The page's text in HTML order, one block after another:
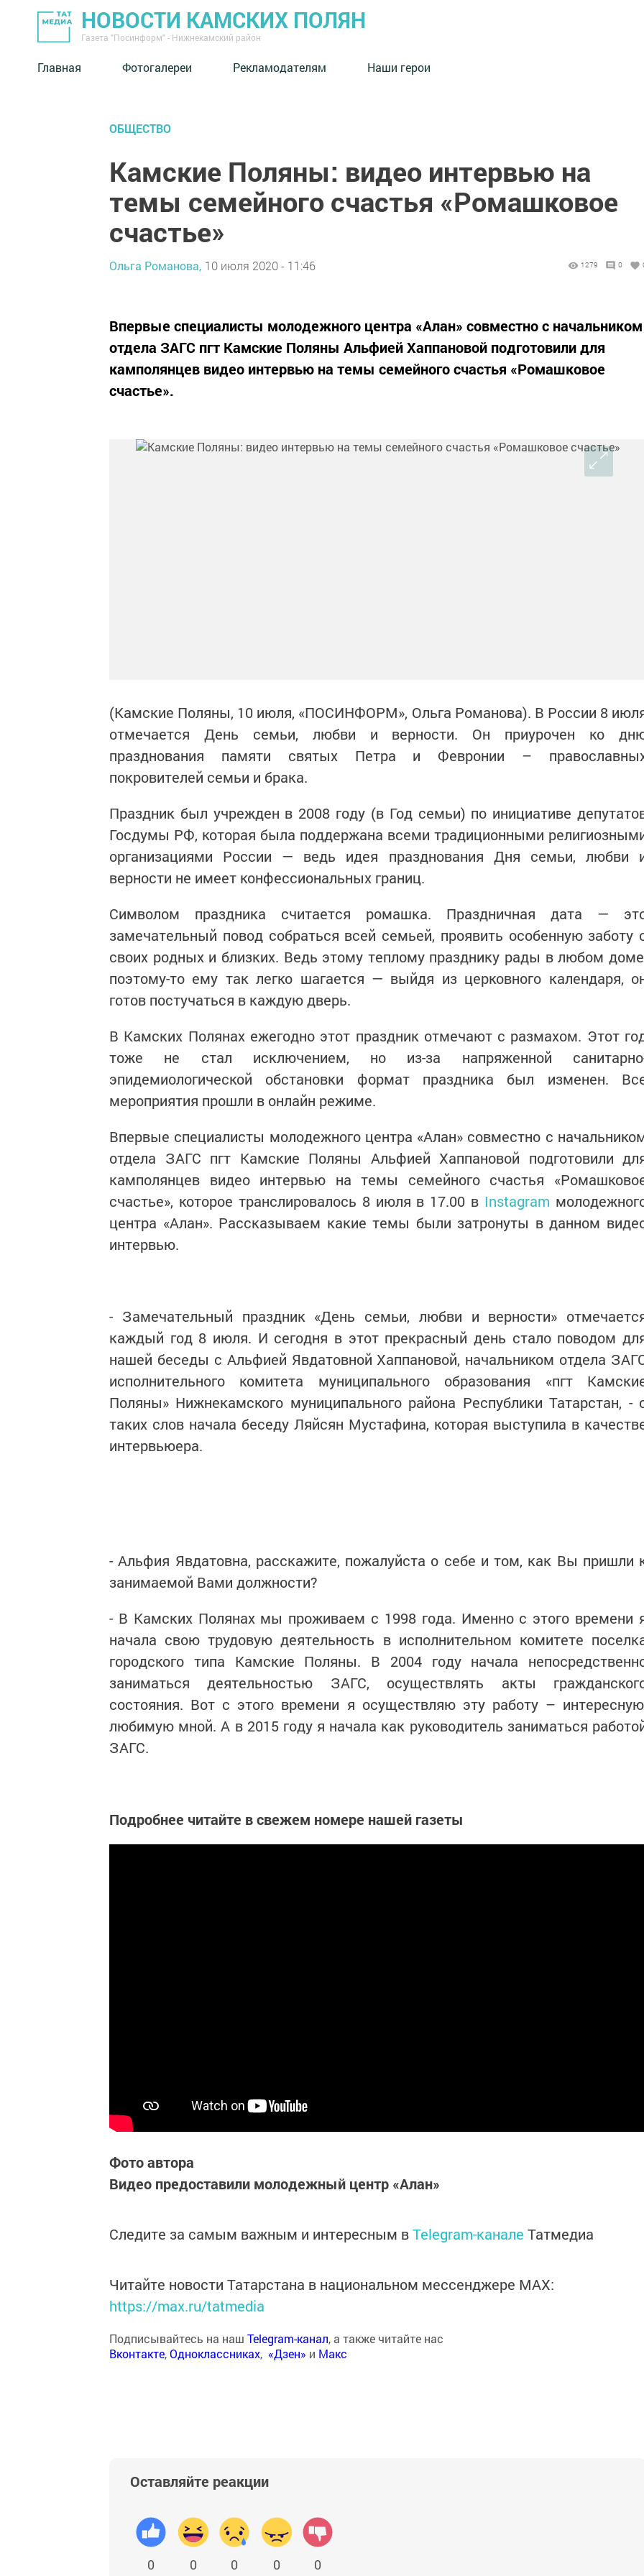
НОВОСТИ КАМСКИХ ПОЛЯН
Газета "Посинформ" - Нижнекамский район
Главная Фотогалереи Рекламодателям Наши герои
ОБЩЕСТВО
Камские Поляны: видео интервью на
темы семейного счастья «Ромашковое
счастье»
Ольга Романова, 10 июля 2020 - 11:46 1279 0
Впервые специалисты молодежного центра «Алан» совместно с начальником
отдела ЗАГС пгт Камские Поляны Альфией Хаппановой подготовили для
камполянцев видео интервью на темы семейного счастья «Ромашковое
счастье».
(Камские Поляны, 10 июля, «ПОСИНФОРМ», Ольга Романова). В России 8
отмечается День семьи, любви и верности. Он приурочен ко
празднования памяти святых Петра и Февронии –
покровителей семьи и брака.
Праздник был учрежден в 2008 году (в Год семьи) по инициативе
Госдумы РФ, которая была поддержана всеми традиционными
организациями России — ведь идея празднования Дня семьи, любви
верности не имеет конфессиональных границ.
Символом праздника считается ромашка. Праздничная дата —
замечательный повод собраться всей семьей, проявить особенную заботу
своих родных и близких. Ведь этому теплому празднику рады в любом
поэтому-то ему так легко шагается — выйдя из церковного календаря,
готов постучаться в каждую дверь.
В Камских Полянах ежегодно этот праздник отмечают с размахом. Этот
тоже не стал исключением, но из-за напряженной
эпидемиологической обстановки формат праздника был изменен.
мероприятия прошли в онлайн режиме.
Впервые специалисты молодежного центра «Алан» совместно с
отдела ЗАГС пгт Камские Поляны Альфией Хаппановой подготовили
камполянцев видео интервью на темы семейного счастья
счастье», которое транслировалось 8 июля в 17.00 в Instagram
центра «Алан». Рассказываем какие темы были затронуты в данном
интервью.
- Замечательный праздник «День семьи, любви и верности»
каждый год 8 июля. И сегодня в этот прекрасный день стало поводом
нашей беседы с Альфией Явдатовной Хаппановой, начальником отдела
исполнительного комитета муниципального образования «пгт
Поляны» Нижнекамского муниципального района Республики Татарстан, -
таких слов начала беседу Ляйсян Мустафина, которая выступила в
интервьюера.
- Альфия Явдатовна, расскажите, пожалуйста о себе и том, как Вы пришли
занимаемой Вами должности?
- В Камских Полянах мы проживаем с 1998 года. Именно с этого времени
начала свою трудовую деятельность в исполнительном комитете
городского типа Камские Поляны. В 2004 году начала
заниматься деятельностью ЗАГС, осуществлять акты
состояния. Вот с этого времени я осуществляю эту работу –
любимую мной. А в 2015 году я начала как руководитель заниматься
ЗАГС.
Подробнее читайте в свежем номере нашей газеты
Фото автора
Видео предоставили молодежный центр «Алан»
Следите за самым важным и интересным вTelegram-канале Татмедиа
Читайте новости Татарстана в национальном мессенджере MАХ:
https://max.ru/tatmedia
Подписывайтесь на наш Telegram-канал, а также читайте нас
Вконтакте,Одноклассниках, «Дзен» и Макс
Оставляйте реакции
0 0 0 0 0